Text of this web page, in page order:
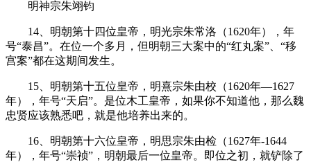
明神宗朱翊钧
14、明朝第十四位皇帝，明光宗朱常洛（1620年），年
号“泰昌”。在位一个多月，但明朝三大案中的“红丸案”、“移
宫案”都在这期间发生。
15、明朝第十五位皇帝，明熹宗朱由校（1620年—1627
年），年号“天启”。是位木工皇帝，如果你不知道他，那么魏
忠贤应该熟悉吧，就是他培养出来的。
16、明朝第十六位皇帝，明思宗朱由检（1627年-1644
年），年号“崇祯”，明朝最后一位皇帝。即位之初，就铲除了